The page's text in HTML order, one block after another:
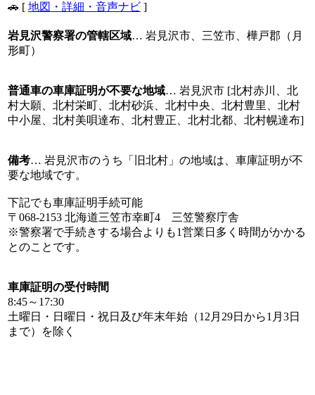
🚗 [ 地図・詳細・音声ナビ ]
岩見沢警察署の管轄区域… 岩見沢市、三笠市、樺戸郡（月
形町）
普通車の車庫証明が不要な地域… 岩見沢市 [北村赤川、北
村大願、北村栄町、北村砂浜、北村中央、北村豊里、北村
中小屋、北村美唄達布、北村豊正、北村北都、北村幌達布]
備考… 岩見沢市のうち「旧北村」の地域は、車庫証明が不
要な地域です。
下記でも車庫証明手続可能
〒068-2153 北海道三笠市幸町4 三笠警察庁舎
※警察署で手続きする場合よりも1営業日多く時間がかかる
とのことです。
車庫証明の受付時間
8:45～17:30
土曜日・日曜日・祝日及び年末年始（12月29日から1月3日
まで）を除く